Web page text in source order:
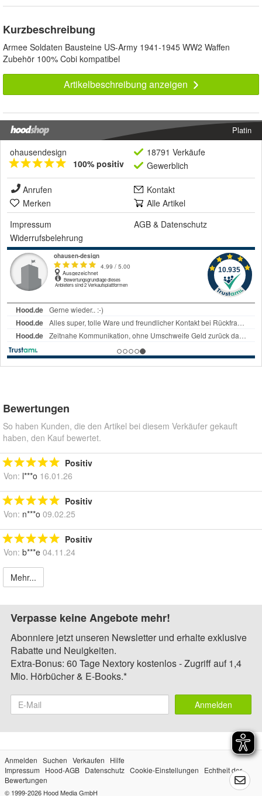
Kurzbeschreibung
Armee Soldaten Bausteine US-Army 1941-1945 WW2 Waffen
Zubehör 100% Cobi kompatibel
Artikelbeschreibung anzeigen
Platin
ohausendesign
100% positiv
18791 Verkäufe
Gewerblich
Anrufen
Kontakt
Merken
Alle Artikel
Impressum
AGB & Datenschutz
Widerrufsbelehrung
Bewertungen
So haben Kunden, die den Artikel bei diesem Verkäufer gekauft
haben, den Kauf bewertet.
Positiv
Von: l***o 16.01.26
Positiv
Von: n***o 09.02.25
Positiv
Von: b***e 04.11.24
Mehr...
Verpasse keine Angebote mehr!
Abonniere jetzt unseren Newsletter und erhalte exklusive
Rabatte und Neuigkeiten.
Extra-Bonus: 60 Tage Nextory kostenlos - Zugriff auf 1,4
Mio. Hörbücher & E-Books.*
Anmelden
Anmelden Suchen Verkaufen
Hilfe
Impressum
Hood-AGB Datenschutz Cookie-Einstellungen
Echtheit der
Bewertungen
© 1999-2026 Hood Media GmbH